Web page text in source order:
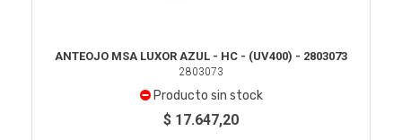
ANTEOJO MSA LUXOR AZUL - HC - (UV400) - 2803073
2803073
Producto sin stock
$ 17.647,20